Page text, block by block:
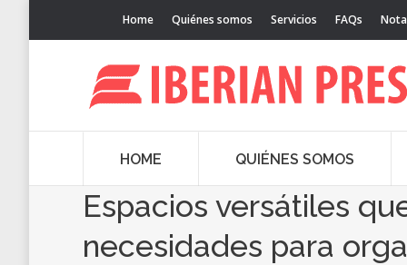
Home Quiénes somos Servicios FAQs
HOME QUIÉNES SOMOS
Espacios versátiles
necesidades para